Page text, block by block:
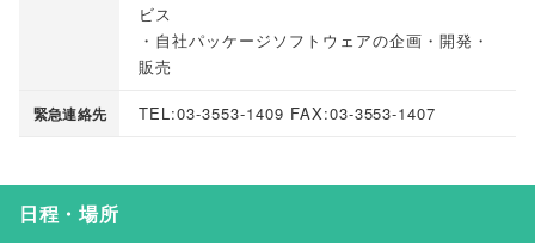
ビス
・自社パッケージソフトウェアの企画・開発・
販売
緊急連絡先 TEL:03-3553-1409 FAX:03-3553-1407
日程・場所